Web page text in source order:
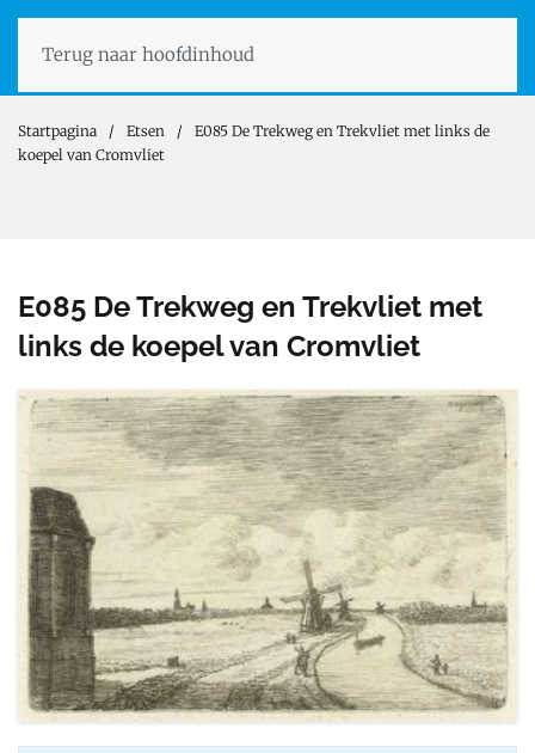
Terug naar hoofdinhoud
Startpagina Etsen
E085 De Trekweg en Trekvliet met links de
koepel van Cromvliet
E085 De Trekweg en Trekvliet met
links de koepel van Cromvliet